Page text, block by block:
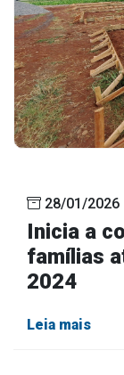
28/01/2026
Inicia a
famílias
2024
Leia mais